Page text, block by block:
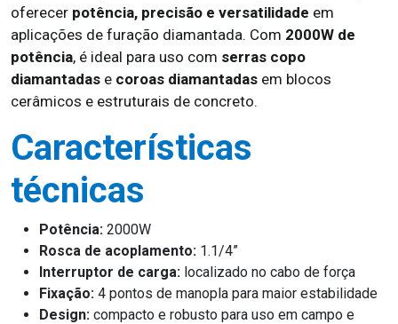
oferecer potência, precisão e versatilidade em
aplicações de furação diamantada. Com 2000W de
potência, é ideal para uso com serras copo
diamantadas e coroas diamantadas em blocos
cerâmicos e estruturais de concreto.
Características
técnicas
Potência: 2000W
Rosca de acoplamento: 1.1/4”
Interruptor de carga: localizado no cabo de força
Fixação: 4 pontos de manopla para maior estabilidade
Design: compacto e robusto para uso em campo e